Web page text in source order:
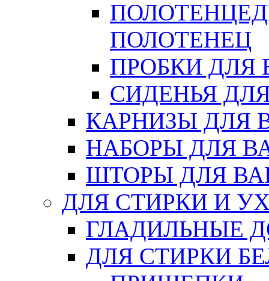
ПОЛОТЕНЕЦ
ПРОБКИ ДЛЯ
СИДЕНЬЯ
КАРНИЗЫ ДЛЯ
НАБОРЫ ДЛЯ
ШТОРЫ ДЛЯ
ДЛЯ СТИРКИ И
ГЛАДИЛЬНЫЕ
ДЛЯ СТИРКИ